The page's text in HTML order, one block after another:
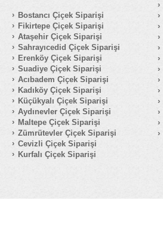
Bostancı Çiçek Siparişi
Fikirtepe Çiçek Siparişi
Ataşehir Çiçek Siparişi
Sahrayıcedid Çiçek Siparişi
Erenköy Çiçek Siparişi
Suadiye Çiçek Siparişi
Acıbadem Çiçek Siparişi
Kadıköy Çiçek Siparişi
Küçükyalı Çiçek Siparişi
Aydınevler Çiçek Siparişi
Maltepe Çiçek Siparişi
Zümrütevler Çiçek Siparişi
Cevizli Çiçek Siparişi
Kurfalı Çiçek Siparişi